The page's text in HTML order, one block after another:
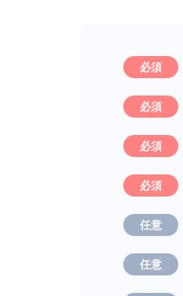
必須
必須
必須
必須
任意
任意